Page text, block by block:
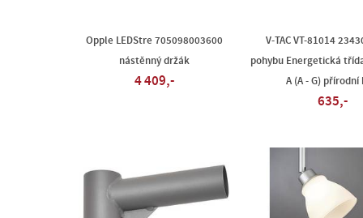
Opple LEDStre 705098003600
nástěnný držák
4 409,-
V-TAC VT-81014
pohybu Energetická
A (A - G) přírodní
635,-